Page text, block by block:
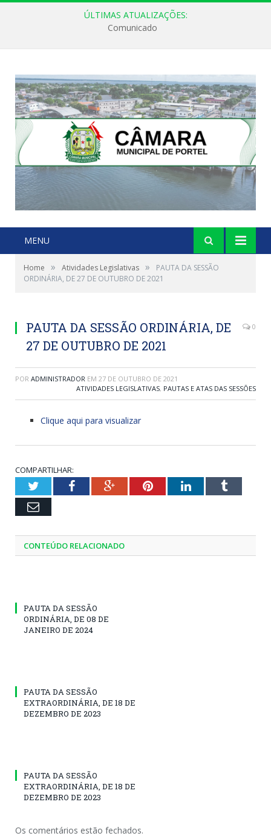
ÚLTIMAS ATUALIZAÇÕES:
Comunicado
MENU
Home » Atividades Legislativas »
PAUTA DA SESSÃO
ORDINÁRIA, DE 27 DE OUTUBRO DE 2021
PAUTA DA SESSÃO ORDINÁRIA, DE
27 DE OUTUBRO DE 2021
0
POR ADMINISTRADOR EM 27 DE OUTUBRO DE 2021
ATIVIDADES LEGISLATIVAS, PAUTAS E ATAS DAS SESSÕES
Clique aqui para visualizar
COMPARTILHAR:
TwitterFacebookGoogle+PinterestLinkedInTumblr
Email
CONTEÚDO RELACIONADO
PAUTA DA SESSÃO
ORDINÁRIA, DE 08 DE
JANEIRO DE 2024
PAUTA DA SESSÃO
EXTRAORDINÁRIA, DE 18 DE
DEZEMBRO DE 2023
PAUTA DA SESSÃO
EXTRAORDINÁRIA, DE 18 DE
DEZEMBRO DE 2023
Os comentários estão fechados.